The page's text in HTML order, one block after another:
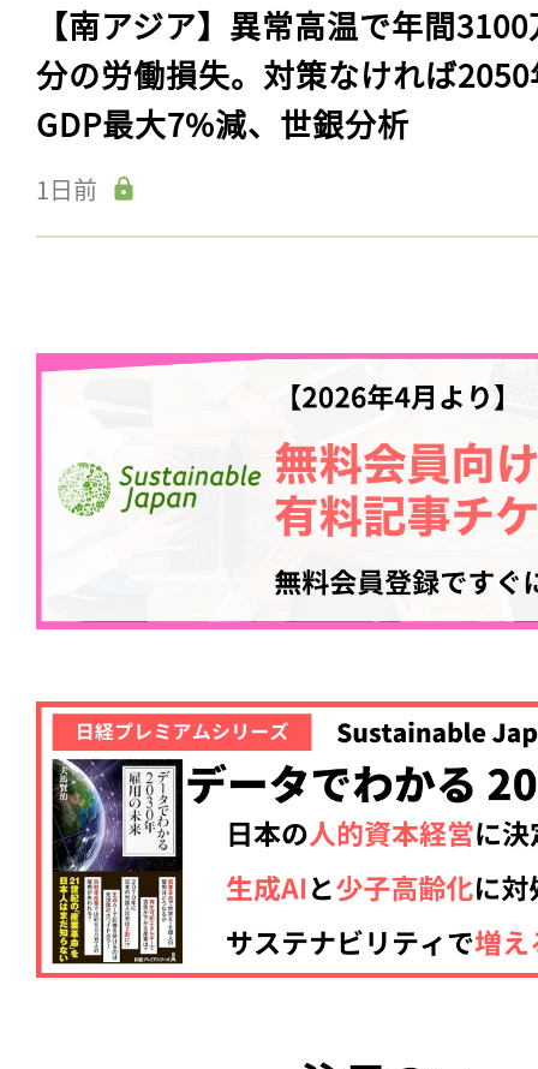
【南アジア】異常高温で年間
分の労働損失。対策なければ
GDP最大7%減、世銀分析
1日前